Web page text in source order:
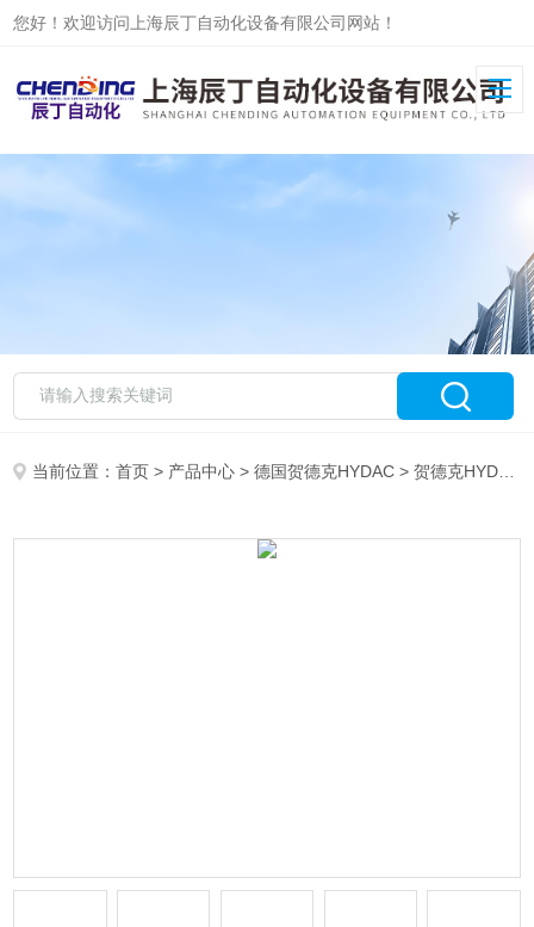
您好！欢迎访问上海辰丁自动化设备有限公司网站！
当前位置：首页 > 产品中心 >德国贺德克HYDAC >贺德克HYDAC压力传感器